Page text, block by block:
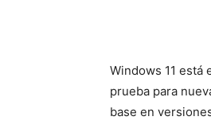
Windows 11 está
prueba para
base en